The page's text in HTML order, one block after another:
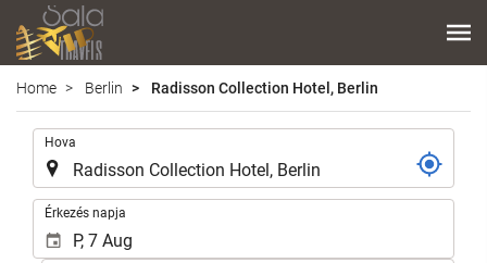
Home Berlin Radisson Collection Hotel, Berlin
Hova
Érkezés napja